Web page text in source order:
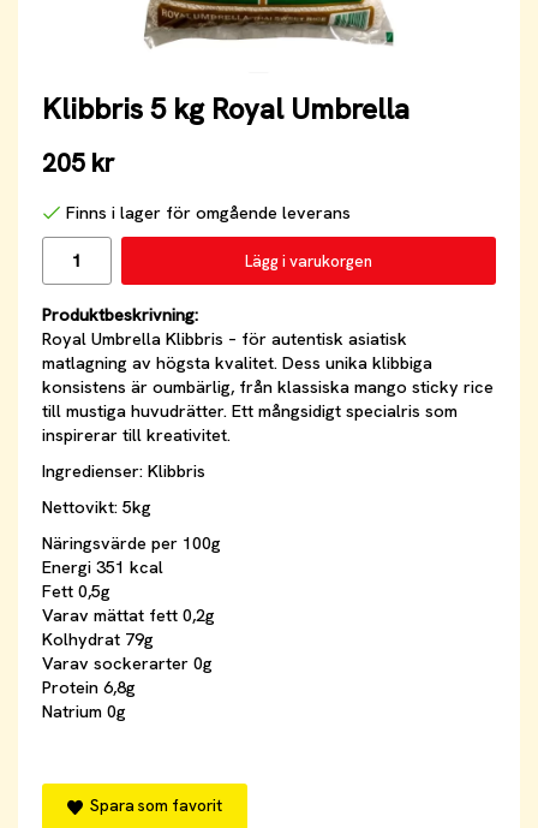
Klibbris 5 kg Royal Umbrella
205 kr
Finns i lager för omgående leverans
Lägg i varukorgen
Produktbeskrivning:
Royal Umbrella Klibbris – för autentisk asiatisk
matlagning av högsta kvalitet. Dess unika klibbiga
konsistens är oumbärlig, från klassiska mango sticky rice
till mustiga huvudrätter. Ett mångsidigt specialris som
inspirerar till kreativitet.
Ingredienser: Klibbris
Nettovikt: 5kg
Näringsvärde per 100g
Energi 351 kcal
Fett 0,5g
Varav mättat fett 0,2g
Kolhydrat 79g
Varav sockerarter 0g
Protein 6,8g
Natrium 0g
Spara som favorit